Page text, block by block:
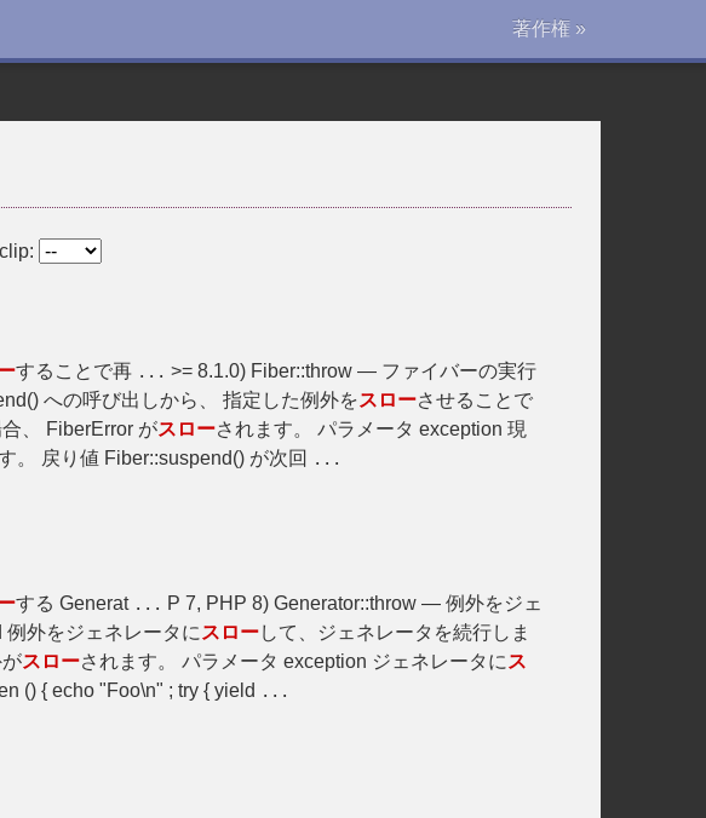
著作権 »
clip:
することで再 ... >= 8.1.0) Fiber::throw — ファイバーの実行
への呼び出しから、 指定した例外をスローさせることで
、 FiberError がスローされます。 パラメータ exception 現
。 戻り値 Fiber::suspend() が次回 ...
する Generat ... P 7, PHP 8) Generator::throw — 例外をジェ
例外をジェネレータに スローして、ジェネレータを続行しま
スローされます。 パラメータ exception ジェネレータに ス
() { echo "Foo\n" ; try { yield ...